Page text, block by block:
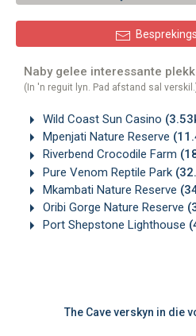
Naby gelee interessante
(In 'n reguit lyn. Pad afstand sal
Wild Coast Sun Casino
Mpenjati Nature Reserve
Riverbend Crocodile Farm
Pure Venom Reptile Park
Mkambati Nature Reserve
Oribi Gorge Nature Reserve
Port Shepstone Lighthouse
The Cave verskyn in die